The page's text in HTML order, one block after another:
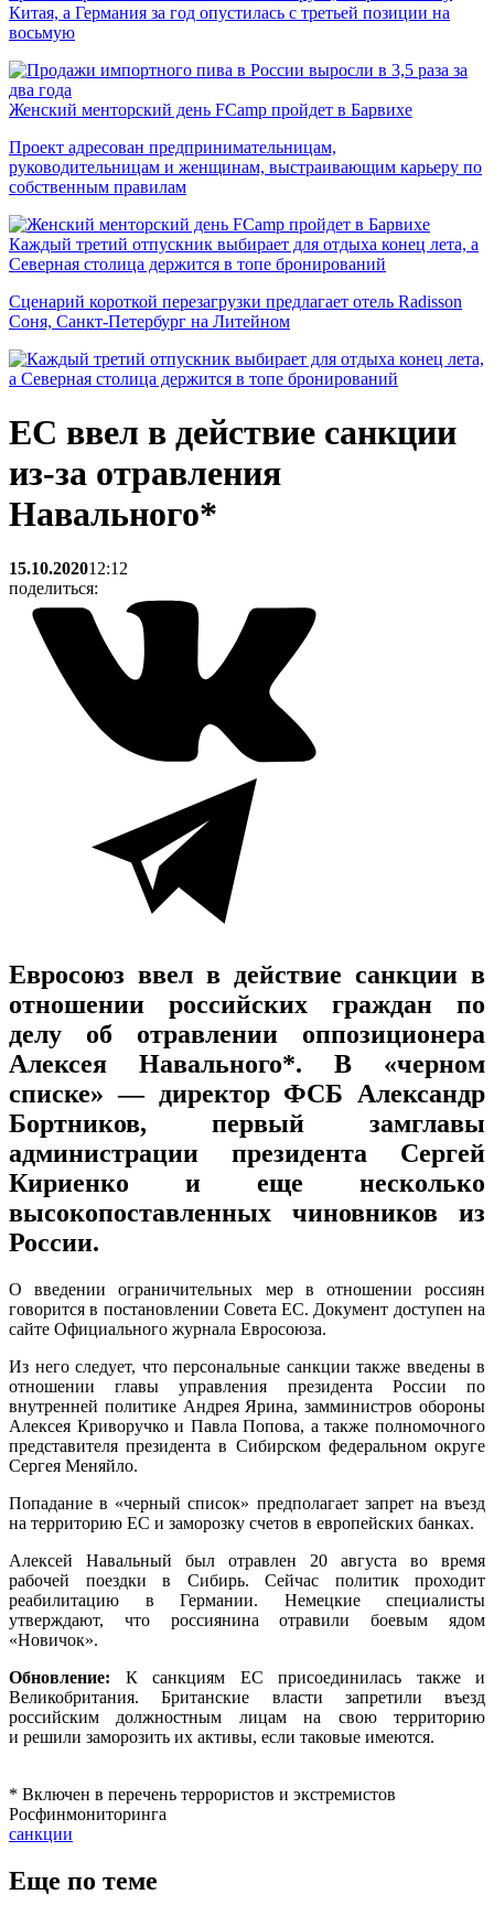
Китая, а Германия за год опустилась с третьей позиции на
восьмую
Женский менторский день FCamp пройдет в Барвихе
Проект адресован предпринимательницам,
руководительницам и женщинам, выстраивающим карьеру по
собственным правилам
Каждый третий отпускник выбирает для отдыха конец лета, а
Северная столица держится в топе бронирований
Сценарий короткой перезагрузки предлагает отель Radisson
Соня, Санкт-Петербург на Литейном
ЕС ввел в действие санкции
из-за отравления
Навального*
15.10.202012:12
поделиться:
Евросоюз ввел в действие санкции в
отношении российских граждан по
делу об отравлении оппозиционера
Алексея Навального*. В «черном
списке» — директор ФСБ Александр
Бортников, первый замглавы
администрации президента Сергей
Кириенко и еще несколько
высокопоставленных чиновников из
России.
О введении ограничительных мер в отношении россиян
говорится в постановлении Совета ЕС. Документ доступен на
сайте Официального журнала Евросоюза.
Из него следует, что персональные санкции также введены в
отношении главы управления президента России по
внутренней политике Андрея Ярина, замминистров обороны
Алексея Криворучко и Павла Попова, а также полномочного
представителя президента в Сибирском федеральном округе
Сергея Меняйло.
Попадание в «черный список» предполагает запрет на въезд
на территорию ЕС и заморозку счетов в европейских банках.
Алексей Навальный был отравлен 20 августа во время
рабочей поездки в Сибирь. Сейчас политик проходит
реабилитацию в Германии. Немецкие специалисты
утверждают, что россиянина отравили боевым ядом
«Новичок».
Обновление: К санкциям ЕС присоединилась также и
Великобритания. Британские власти запретили въезд
российским должностным лицам на свою территорию
и решили заморозить их активы, если таковые имеются.
* Включен в перечень террористов и экстремистов
Росфинмониторинга
санкции
Еще по теме